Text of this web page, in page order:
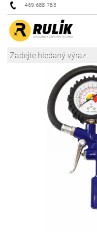
469 688 783